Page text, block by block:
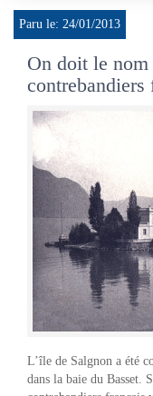
Paru le: 24/01/2013
On doit le nom
contrebandiers
L’île de Salgnon a été
dans la baie du Basset.